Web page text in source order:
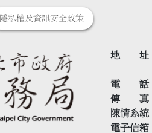
隱私權及資訊安全政策
地 址
電 話
傳 真
陳情系統
電子信箱